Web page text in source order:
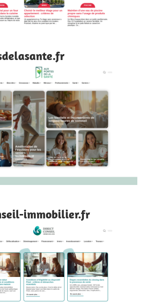
immobilier.fr